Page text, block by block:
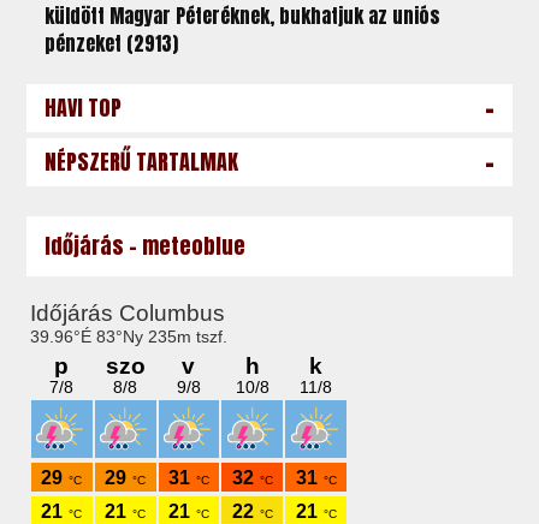
küldött Magyar Péteréknek, bukhatjuk az uniós
pénzeket (2913)
HAVI TOP -
NÉPSZERŰ TARTALMAK -
Időjárás - meteoblue